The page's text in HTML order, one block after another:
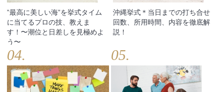
”最高に美しい海”を挙式タイム
に当てるプロの技、教えま
す！〜潮位と日差しを見極めよ
う〜
沖縄挙式＊当日までの打ち合せ
回数、所用時間、内容を徹底解
説！
04. 05.